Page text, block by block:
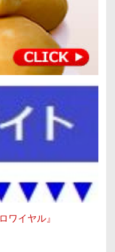
ワイヤル』